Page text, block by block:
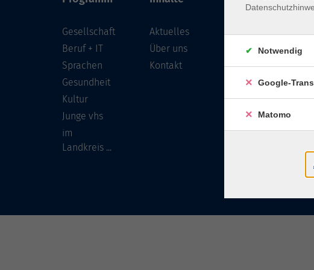
Gesellschaft
Beruf + IT
Sprachen
Gesundheit
Kultur
Junge vhs
im
Landkreis ...
Aktuelles
Über uns
Kontakt
96450 Coburg
info@vhs-
Tel: 09561
Notwendig
Google-
Matomo